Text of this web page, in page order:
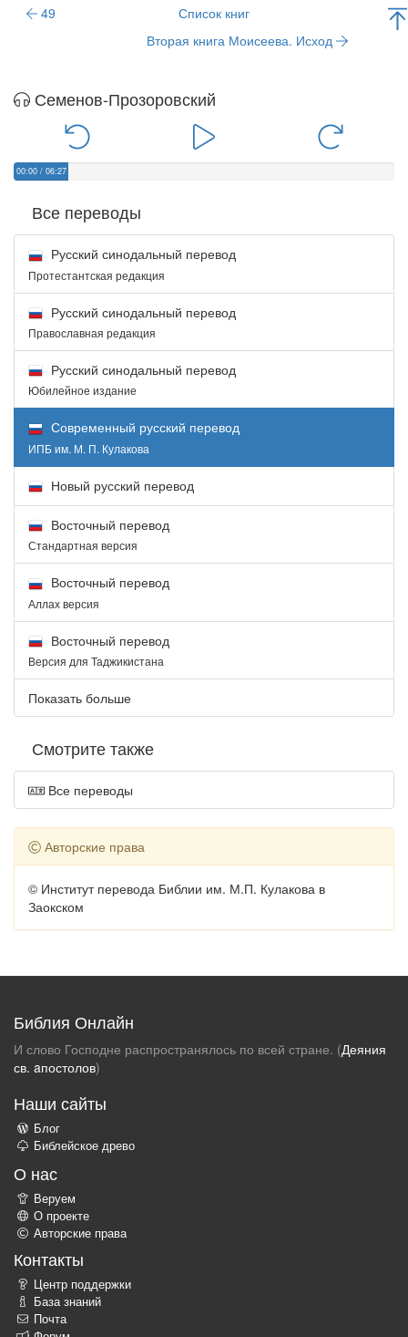
49
Список книг
Вторая книга Моисеева. Исход
Семенов-Прозоровский
00:00 / 06:27
Все переводы
Русский синодальный перевод
Протестантская редакция
Русский синодальный перевод
Православная редакция
Русский синодальный перевод
Юбилейное издание
Современный русский перевод
ИПБ им. М. П. Кулакова
Новый русский перевод
Восточный перевод
Стандартная версия
Восточный перевод
Аллах версия
Восточный перевод
Версия для Таджикистана
Показать больше
Смотрите также
Все переводы
Авторские права
© Институт перевода Библии им. М.П. Кулакова в
Заокском
Библия Онлайн
И слово Господне распространялось по всей стране. (Деяния
св. aпостолов)
Наши сайты
Блог
Библейское древо
О нас
Веруем
О проекте
Авторские права
Контакты
Центр поддержки
База знаний
Почта